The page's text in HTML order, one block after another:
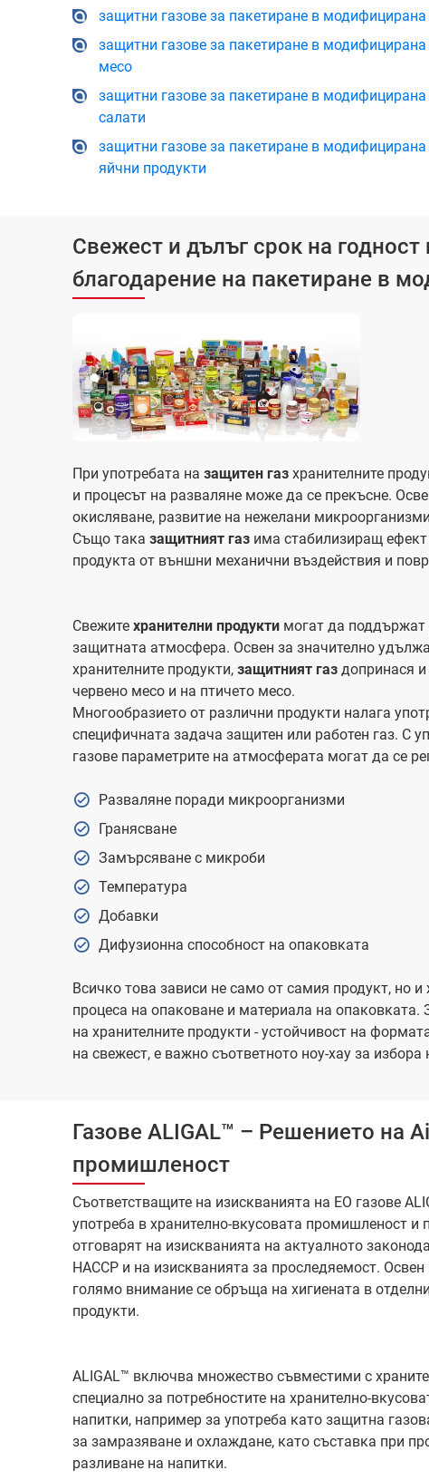
защитни газове за пакетиране в
защитни газове за пакетиране в
месо
защитни газове за пакетиране в
салати
защитни газове за пакетиране в
яйчни продукти
Свежест и дълъг срок на
благодарение на пакетиране в
При употребата на защитен газ хранителните
и процесът на разваляне може да се прекъсне.
окисляване, развитие на нежелани
Също така защитният газ има стабилизиращ
продукта от външни механични въздействия и
Свежите хранителни продукти могат да
защитната атмосфера. Освен за значително
хранителните продукти, защитният газ допринася и
червено месо и на птичето месо.
Многообразието от различни продукти налага
специфичната задача защитен или работен газ. С
газове параметрите на атмосферата могат да се
Разваляне поради микроорганизми
Гранясване
Замърсяване с микроби
Температура
Добавки
Дифузионна способност на опаковката
Всичко това зависи не само от самия продукт, но и
процеса на опаковане и материала на опаковката.
на хранителните продукти - устойчивост на
на свежест, е важно съответното ноу-хау за
Газове ALIGAL™ – Решението на
промишленост
Съответстващите на изискванията на ЕО газове
употреба в хранително-вкусовата промишленост и
отговарят на изискванията на актуалното
HACCP и на изискванията за проследяемост.
голямо внимание се обръща на хигиената в
продукти.
ALIGAL™ включва множество съвместими с
специално за потребностите на хранително-
напитки, например за употреба като защитна
за замразяване и охлаждане, като съставка при
разливане на напитки.